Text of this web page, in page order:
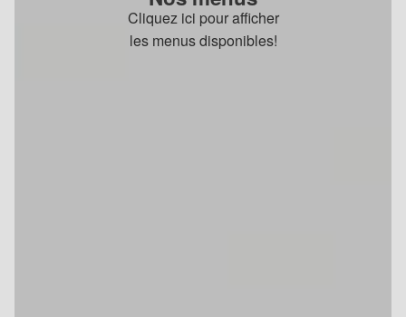
Cliquez ici pour afficher
les menus disponibles!